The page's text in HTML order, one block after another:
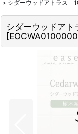
> シダーウッドアトラス
シダーウッドア
[